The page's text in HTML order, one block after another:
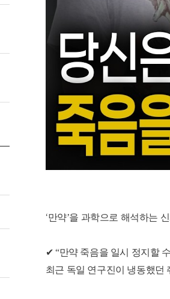
‘만약’을 과학으로 해석하는
✔ “만약 죽음을 일시 정지할
최근 독일 연구진이 냉동했던